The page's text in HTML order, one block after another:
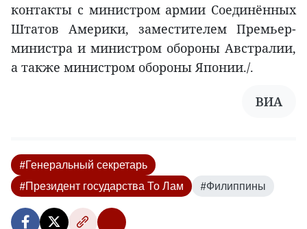
контакты с министром армии Соединённых
Штатов Америки, заместителем Премьер-
министра и министром обороны Австралии,
а также министром обороны Японии./.
ВИА
#Генеральный секретарь
#Президент государства То Лам
#Филиппины